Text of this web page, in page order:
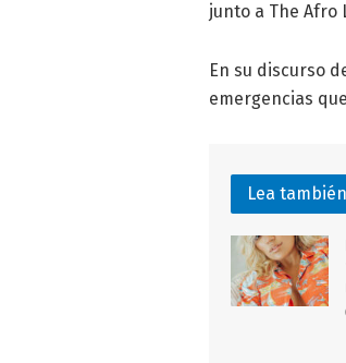
junto a The Afro
En su discurso
emergencias
Lea también